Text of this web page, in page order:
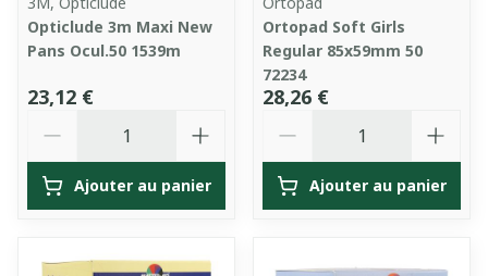
Opticlude 3m Maxi New
Pans Ocul.50 1539m
23,12 €
Ajouter au panier
Ortopad Soft Girls
Regular 85x59mm 50
72234
28,26 €
Ajouter au panier